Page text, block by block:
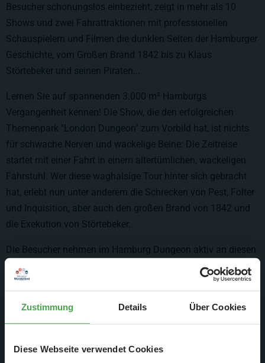
Zustimmung Details Über Cookies
Diese Webseite verwendet Cookies
Besucher schonungslos einbezieht, zeigt in mehr als 10
Shows und zwei Fahrattraktionen mit professionellen
Schauspielern und Filmen die dunklen Seiten der Hamburger
Geschichte, vom Großen Brand 1842 bis zu Klaus
Störtebeker und seinen Piraten...
Lernen Sie auf spannenden 3.000 m² Hamburgs
Vergangenheit kennen! Die Show, die den erfolgreichen
Themenpark "London Dungeon" zum Vorbild hat, ist nichts
für schwache Nerven und wackelige Beine: Die Zeitreise
startet mit einer Fahrt in einem altertümlichen, wackeligen
Fahrstuhl. Wer diese waghalsige Tour hinter sich gebracht
hat, erlebt nun unter anderem die Schrecken von Pest, Folter
und Inquisition, aber auch den großen Brand von 1842 und
die Exekution von Störtebeker.
Die Besucher nehmen im Hamburg Dungeon aktiv an diesen
gruseligen Ereignissen teil. Bei der Sturmflut von 1717
können die Besucher live erleben, wie es gewesen sein
Boot durch die überfluteten Straßen treiben. Am Ende warten
freier Fall…